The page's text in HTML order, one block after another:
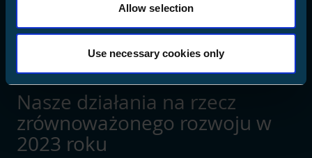
Allow selection
Use necessary cookies only
Nasze działania na rzecz
zrównoważonego rozwoju w
2023 roku